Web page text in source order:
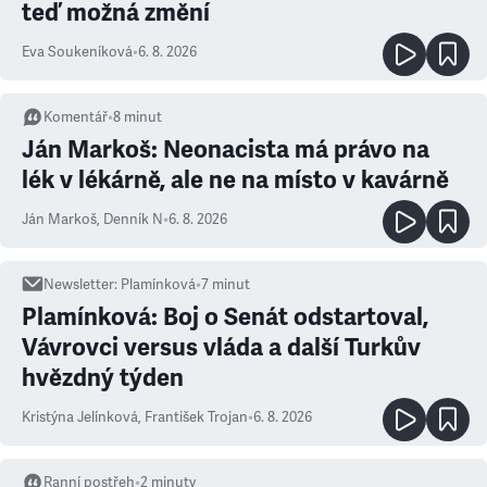
teď možná změní
Eva Soukeníková•6. 8. 2026
Komentář•8 minut
Ján Markoš: Neonacista má právo na
lék v lékárně, ale ne na místo v kavárně
Ján Markoš, Denník N•6. 8. 2026
Newsletter: Plamínková•7 minut
Plamínková: Boj o Senát odstartoval,
Vávrovci versus vláda a další Turkův
hvězdný týden
Kristýna Jelínková, František Trojan•6. 8. 2026
Ranní postřeh•2 minuty